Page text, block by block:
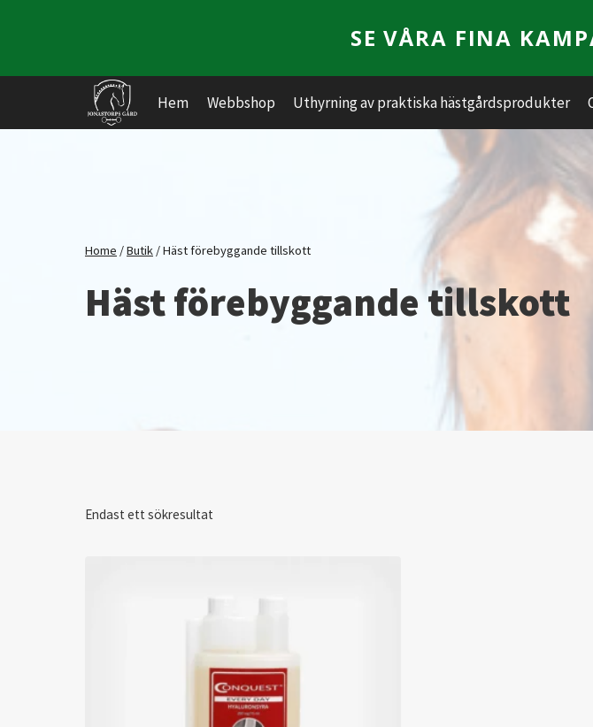
SE VÅRA FINA
Hem Webbshop Uthyrning av praktiska hästgårdsprodukter
Home /Butik /Häst förebyggande tillskott
Häst förebyggande tillskott
Endast ett sökresultat